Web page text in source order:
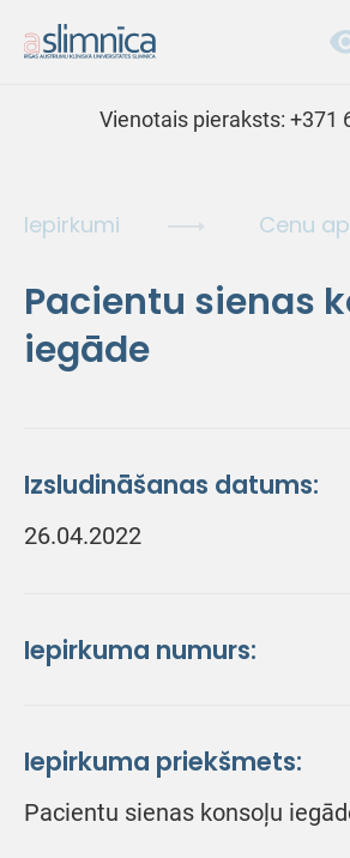
Vienotais pieraksts: +371
Iepirkumi Cenu
Pacientu sienas
iegāde
Izsludināšanas datums:
26.04.2022
Iepirkuma numurs:
Iepirkuma priekšmets:
Pacientu sienas konsoļu